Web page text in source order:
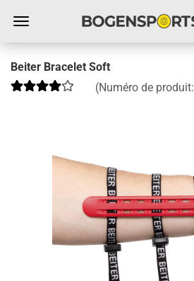
Beiter Bracelet Soft
(Numéro de produit: